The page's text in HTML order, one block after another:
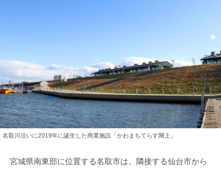
名取川沿いに2019年に誕生した商業施設「かわまちてらす閖上」
宮城県南東部に位置する名取市は、隣接する仙台市から